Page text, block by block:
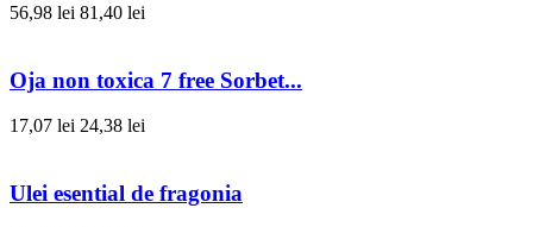
56,98 lei 81,40 lei
Oja non toxica 7 free Sorbet...
17,07 lei 24,38 lei
Ulei esential de fragonia